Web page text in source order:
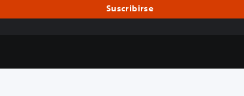
Suscribirse